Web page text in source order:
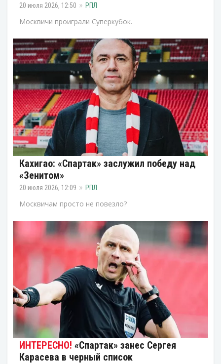
20 июля 2026, 12:50 РПЛ
Москвичи проиграли Суперкубок.
Кахигао: «Спартак» заслужил победу над
«Зенитом»
20 июля 2026, 12:09 РПЛ
Москвичам просто не повезло?
«Спартак» занес Сергея
Карасева в черный список